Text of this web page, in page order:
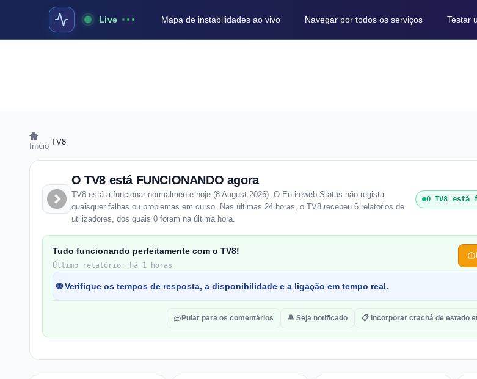
Live Mapa de instabilidades ao vivo Navegar por todos os serviços Testar
Início TV8
O TV8 está FUNCIONANDO agora
TV8 está a funcionar normalmente hoje (8 August 2026). O Entireweb Status não regista
quaisquer falhas ou problemas em curso. Nas últimas 24 horas, o TV8 recebeu 6 relatórios de
utilizadores, dos quais 0 foram na última hora.
O TV8 está
Tudo funcionando perfeitamente com o TV8!
Último relatório: há 1 horas
🌐 Verifique os tempos de resposta, a disponibilidade e a ligação em tempo real.
Pular para os comentários 🔔 Seja notificado 📋 Incorporar crachá de estado